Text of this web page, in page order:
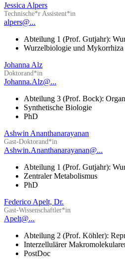
Jessica Alpers
Technische*r Assistent*in
alpers@...
Abteilung 1 (Prof. Gutjahr):
Wurzelbiologie und Mykorrhiza
Johanna Alz
Doktorand*in
Johanna.Alz@...
Abteilung 3 (Prof. Bock):
Synthetische Biologie
PhD
Ashwin Ananthanarayanan
Gast-Doktorand*in
Ashwin.Ananthanarayanan@...
Abteilung 1 (Prof. Gutjahr):
Zentraler Metabolismus
PhD
Federico Apelt, Dr.
Gast-Wissenschaftler*in
Apelt@...
Abteilung 2 (Prof. Köhler):
Interzellulärer
PostDoc